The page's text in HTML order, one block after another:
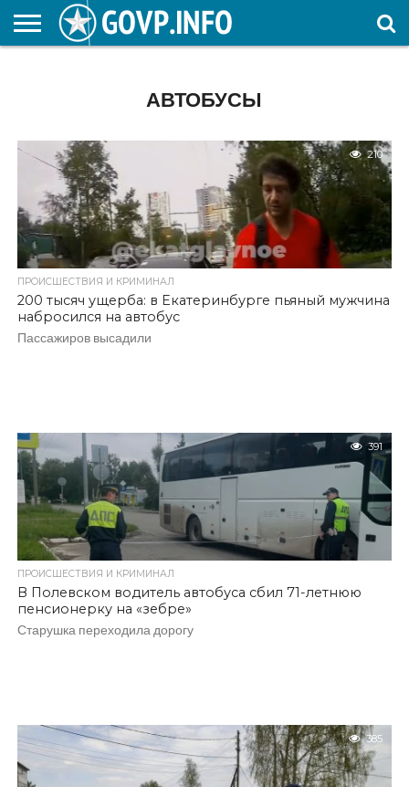
АВТОБУСЫ
210
ПРОИСШЕСТВИЯ И КРИМИНАЛ
200 тысяч ущерба: в Екатеринбурге пьяный мужчина
набросился на автобус
Пассажиров высадили
391
ПРОИСШЕСТВИЯ И КРИМИНАЛ
В Полевском водитель автобуса сбил 71-летнюю
пенсионерку на «зебре»
Старушка переходила дорогу
385